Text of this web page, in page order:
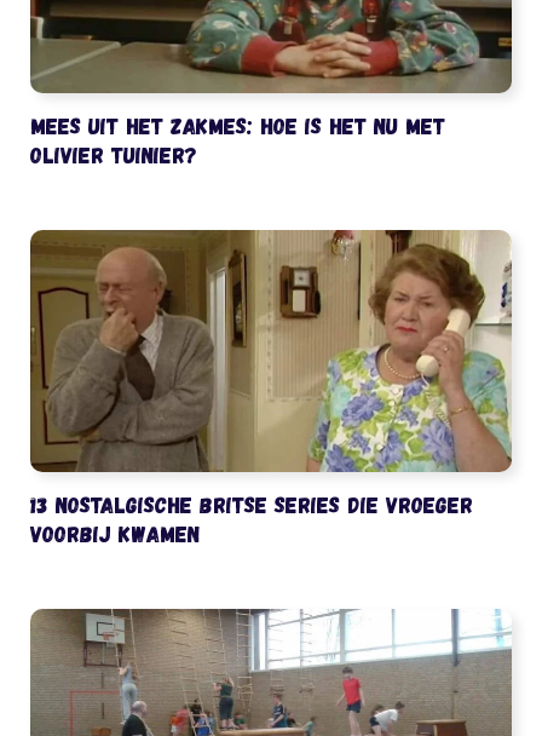
Mees uit het Zakmes: hoe is het nu met
Olivier Tuinier?
13 nostalgische Britse series die vroeger
voorbij kwamen